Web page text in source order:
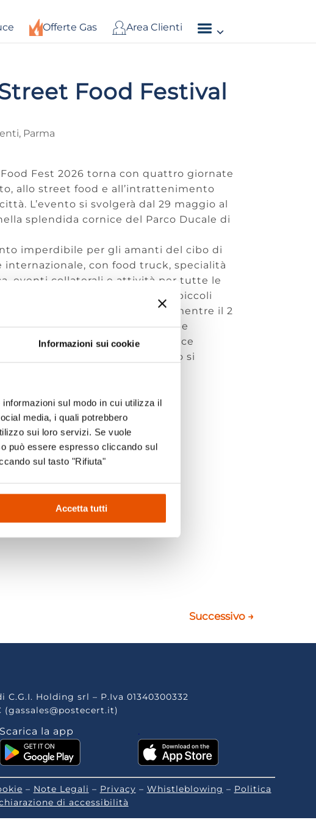
Informazioni sui cookie
sul modo in cui utilizza il
media, i quali potrebbero
sui loro servizi. Se vuole
può essere espresso cliccando sul
sul tasto "Rifiuta"
Accetta tutti
Offerte Gas Area Clienti
Food Festival
, Parma
Fest 2026 torna con quattro giornate
allo street food e all’intrattenimento
L’evento si svolgerà dal 29 maggio al
splendida cornice del Parco Ducale di
imperdibile per gli amanti del cibo di
internazionale, con food truck, specialità
eventi collaterali e attività per tutte le
Gas Sales, tutti i giorni i più piccoli
con i Grilli del Parco Ducale, mentre il 2
l’Academy del Parma Calcio e
degli anni ’90. Per chi invece
avversari, sabato 30 maggio si
Successivo →
Holding srl – P.Iva 01340300332
(gassales@postecert.it)
Scarica la app .
– Note Legali – Privacy – Whistleblowing – Politica
di accessibilità